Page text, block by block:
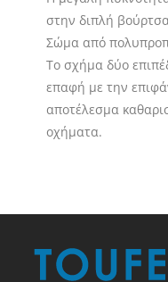
στην διπλή
Σώμα από
Το σχήμα δύο
επαφή με την
αποτέλεσμα
οχήματα.